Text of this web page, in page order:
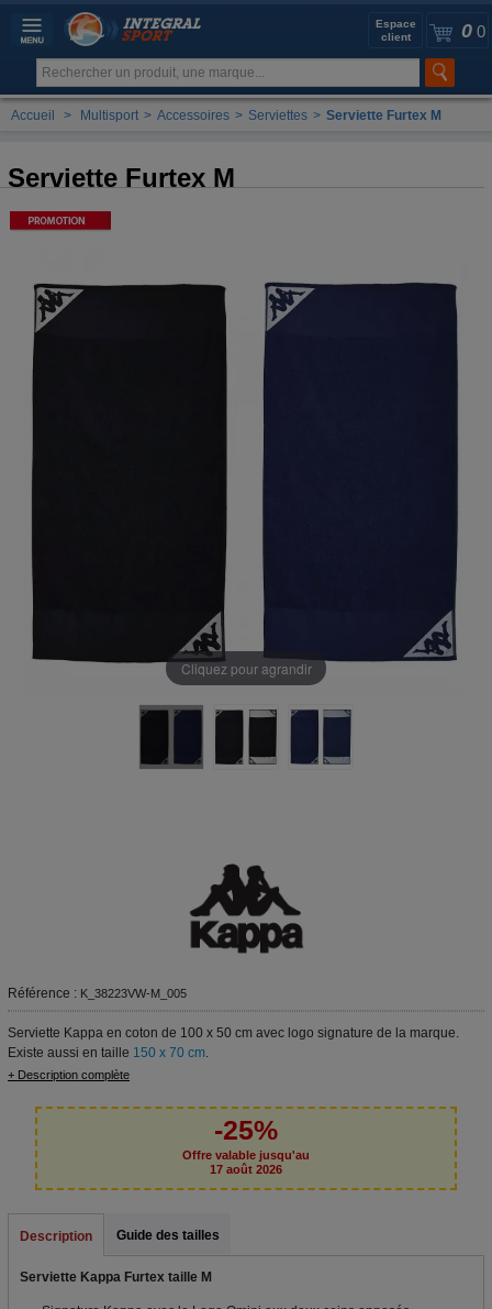
0 0
Espace
client
Accueil > Multisport > Accessoires > Serviettes > Serviette Furtex M
Serviette Furtex M
Cliquez pour agrandir
Référence : K_38223VW-M_005
Serviette Kappa en coton de 100 x 50 cm avec logo signature de la marque.
Existe aussi en taille 150 x 70 cm
+ Description complète
-25%
Offre valable jusqu'au
17 août 2026
Description Guide des tailles
Serviette Kappa Furtex taille M